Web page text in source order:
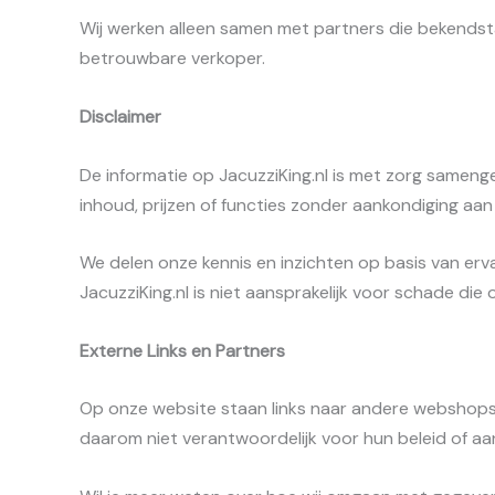
Wij werken alleen samen met partners die
betrouwbare verkoper.
Disclaimer
De informatie op JacuzziKing.nl is met zorg
inhoud, prijzen of functies zonder aankondiging
We delen onze kennis en inzichten op basis van
JacuzziKing.nl is niet aansprakelijk voor schade
Externe Links en Partners
Op onze website staan links naar andere
daarom niet verantwoordelijk voor hun beleid of